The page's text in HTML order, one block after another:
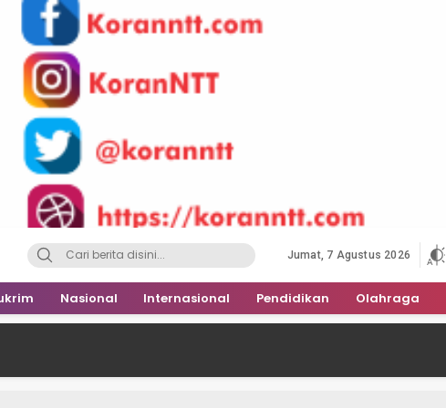
Jumat, 7 Agustus 2026
Nasional Internasional Pendidikan Olahraga